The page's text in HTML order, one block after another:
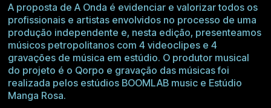
A proposta de A Onda é evidenciar e valorizar todos os
profissionais e artistas envolvidos no processo de uma
produção independente e, nesta edição, presenteamos
músicos petropolitanos com 4 videoclipes e 4
gravações de música em estúdio. O produtor musical
do projeto é o Qorpo e gravação das músicas foi
realizada pelos estúdios BOOMLAB music e Estúdio
Manga Rosa.